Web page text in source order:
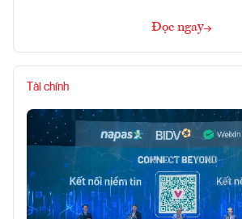
Đọc ngay
Tài chính